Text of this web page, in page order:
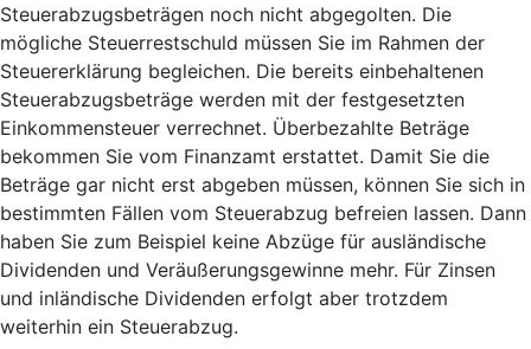
Steuerabzugsbeträgen noch nicht abgegolten. Die
mögliche Steuerrestschuld müssen Sie im Rahmen der
Steuererklärung begleichen. Die bereits einbehaltenen
Steuerabzugsbeträge werden mit der festgesetzten
Einkommensteuer verrechnet. Überbezahlte Beträge
bekommen Sie vom Finanzamt erstattet. Damit Sie die
Beträge gar nicht erst abgeben müssen, können Sie sich in
bestimmten Fällen vom Steuerabzug befreien lassen. Dann
haben Sie zum Beispiel keine Abzüge für ausländische
Dividenden und Veräußerungsgewinne mehr. Für Zinsen
und inländische Dividenden erfolgt aber trotzdem
weiterhin ein Steuerabzug.